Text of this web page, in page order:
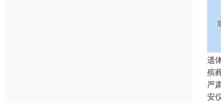
遗
殡
严
安